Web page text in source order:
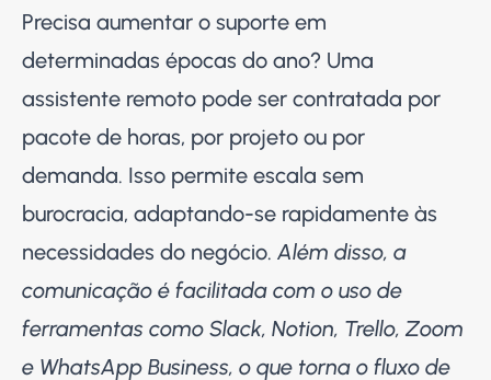
Precisa aumentar o suporte em
determinadas épocas do ano? Uma
assistente remoto pode ser contratada por
pacote de horas, por projeto ou por
demanda. Isso permite escala sem
burocracia, adaptando-se rapidamente às
necessidades do negócio. Além disso, a
comunicação é facilitada com o uso de
ferramentas como Slack, Notion, Trello, Zoom
e WhatsApp Business, o que torna o fluxo de